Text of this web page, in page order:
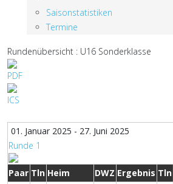
Saisonstatistiken
Termine
Rundenübersicht : U16 Sonderklasse
01. Januar 2025 - 27. Juni 2025
Runde 1
Paar Tln Heim DWZ Ergebnis Tln